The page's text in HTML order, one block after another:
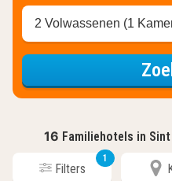
2 Volwassenen (1
16 Familiehotels in
Filters
1